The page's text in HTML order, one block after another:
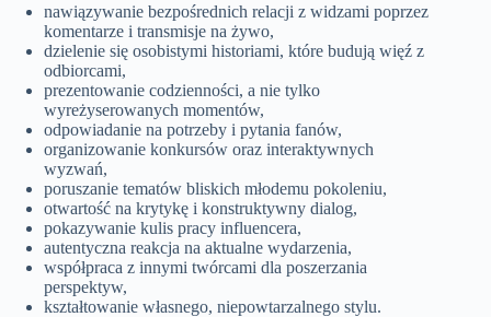
nawiązywanie bezpośrednich relacji z widzami poprzez
komentarze i transmisje na żywo,
dzielenie się osobistymi historiami, które budują więź z
odbiorcami,
prezentowanie codzienności, a nie tylko
wyreżyserowanych momentów,
odpowiadanie na potrzeby i pytania fanów,
organizowanie konkursów oraz interaktywnych
wyzwań,
poruszanie tematów bliskich młodemu pokoleniu,
otwartość na krytykę i konstruktywny dialog,
pokazywanie kulis pracy influencera,
autentyczna reakcja na aktualne wydarzenia,
współpraca z innymi twórcami dla poszerzania
perspektyw,
kształtowanie własnego, niepowtarzalnego stylu.